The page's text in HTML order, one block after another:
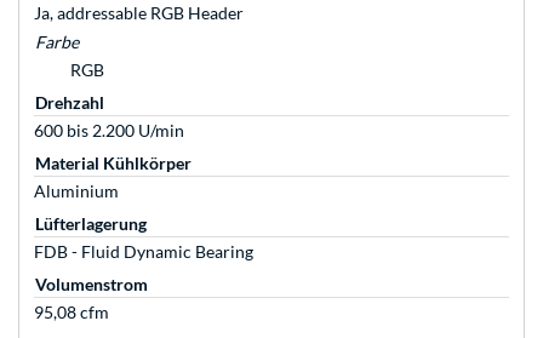
Ja, addressable RGB Header
Farbe
RGB
Drehzahl
600 bis 2.200 U/min
Material Kühlkörper
Aluminium
Lüfterlagerung
FDB - Fluid Dynamic Bearing
Volumenstrom
95,08 cfm